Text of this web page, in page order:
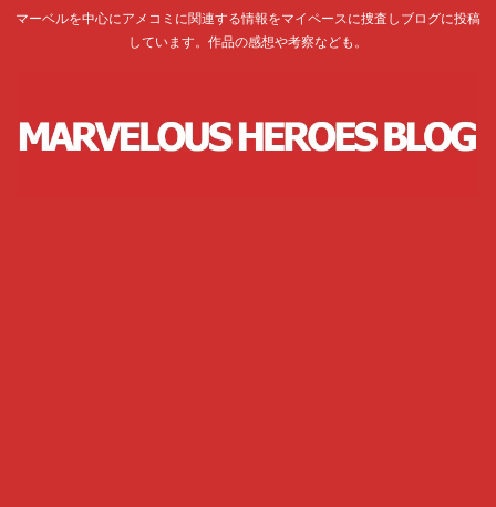
マーベルを中心にアメコミに関連する情報をマイペースに捜査しブログに投稿
しています。作品の感想や考察なども。